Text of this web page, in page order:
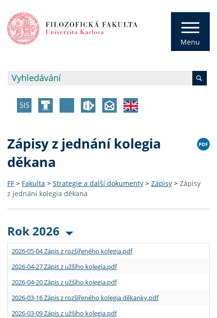
Zápisy z jednání kolegia
děkana
FF > Fakulta > Strategie a další dokumenty > Zápisy > Zápisy
z jednání kolegia děkana
Rok 2026
2026-05-04 Zápis z rozšířeného kolegia.pdf
2026-04-27 Zápis z užšího kolegia.pdf
2026-04-20 Zápis z užšího kolegia.pdf
2026-03-16 Zápis z rozšířeného kolegia děkanky.pdf
2026-03-09 Zápis z užšího kolegia.pdf